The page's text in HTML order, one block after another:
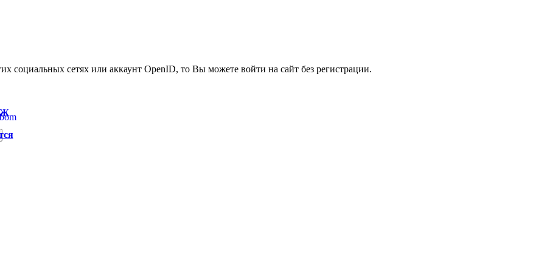
социальных сетях или аккаунт OpenID, то Вы можете войти на сайт без регистрации.
Ж